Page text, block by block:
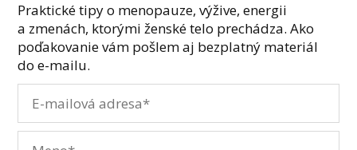
Praktické tipy o menopauze, výžive, energii
a zmenách, ktorými ženské telo prechádza. Ako
poďakovanie vám pošlem aj bezplatný materiál
do e-mailu.